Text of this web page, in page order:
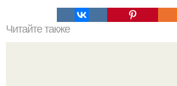
Читайте также